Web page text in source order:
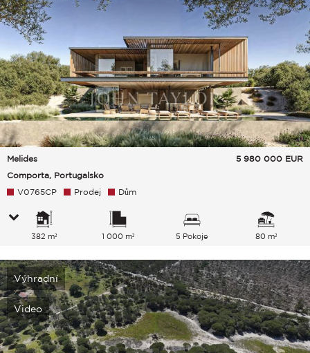
Melides
Comporta, Portugalsko
5 980 000 EUR
V0765CP Prodej Dům
382 m² 1 000 m² 5 Pokoje 80 m²
Výhradní
Video